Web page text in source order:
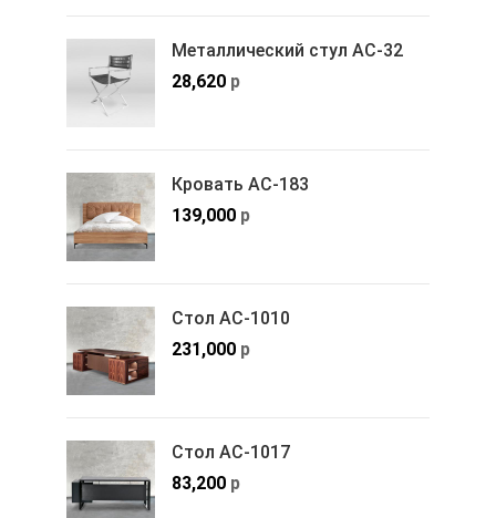
Металлический стул АС-32
28,620 р
Кровать АС-183
139,000 р
Стол АС-1010
231,000 р
Стол АС-1017
83,200 р